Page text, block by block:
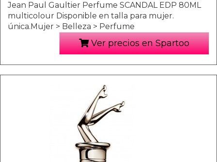
Jean Paul Gaultier Perfume SCANDAL EDP 80ML
multicolour Disponible en talla para mujer.
única.Mujer > Belleza > Perfume
Ver precios en Spartoo